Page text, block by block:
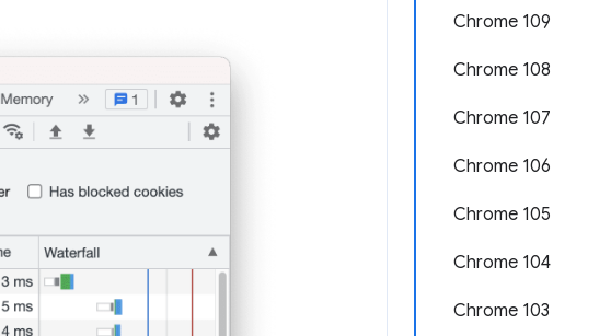
Chrome 109
Chrome 108
Chrome 107
Chrome 106
Chrome 105
Chrome 104
Chrome 103